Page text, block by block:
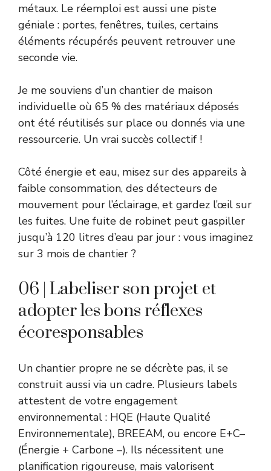
métaux. Le réemploi est aussi une piste
géniale : portes, fenêtres, tuiles, certains
éléments récupérés peuvent retrouver une
seconde vie.
Je me souviens d’un chantier de maison
individuelle où 65 % des matériaux déposés
ont été réutilisés sur place ou donnés via une
ressourcerie. Un vrai succès collectif !
Côté énergie et eau, misez sur des appareils à
faible consommation, des détecteurs de
mouvement pour l’éclairage, et gardez l’œil sur
les fuites. Une fuite de robinet peut gaspiller
jusqu’à 120 litres d’eau par jour : vous imaginez
sur 3 mois de chantier ?
06 | Labeliser son projet et
adopter les bons réflexes
écoresponsables
Un chantier propre ne se décrète pas, il se
construit aussi via un cadre. Plusieurs labels
attestent de votre engagement
environnemental : HQE (Haute Qualité
Environnementale), BREEAM, ou encore E+C–
(Énergie + Carbone –). Ils nécessitent une
planification rigoureuse, mais valorisent